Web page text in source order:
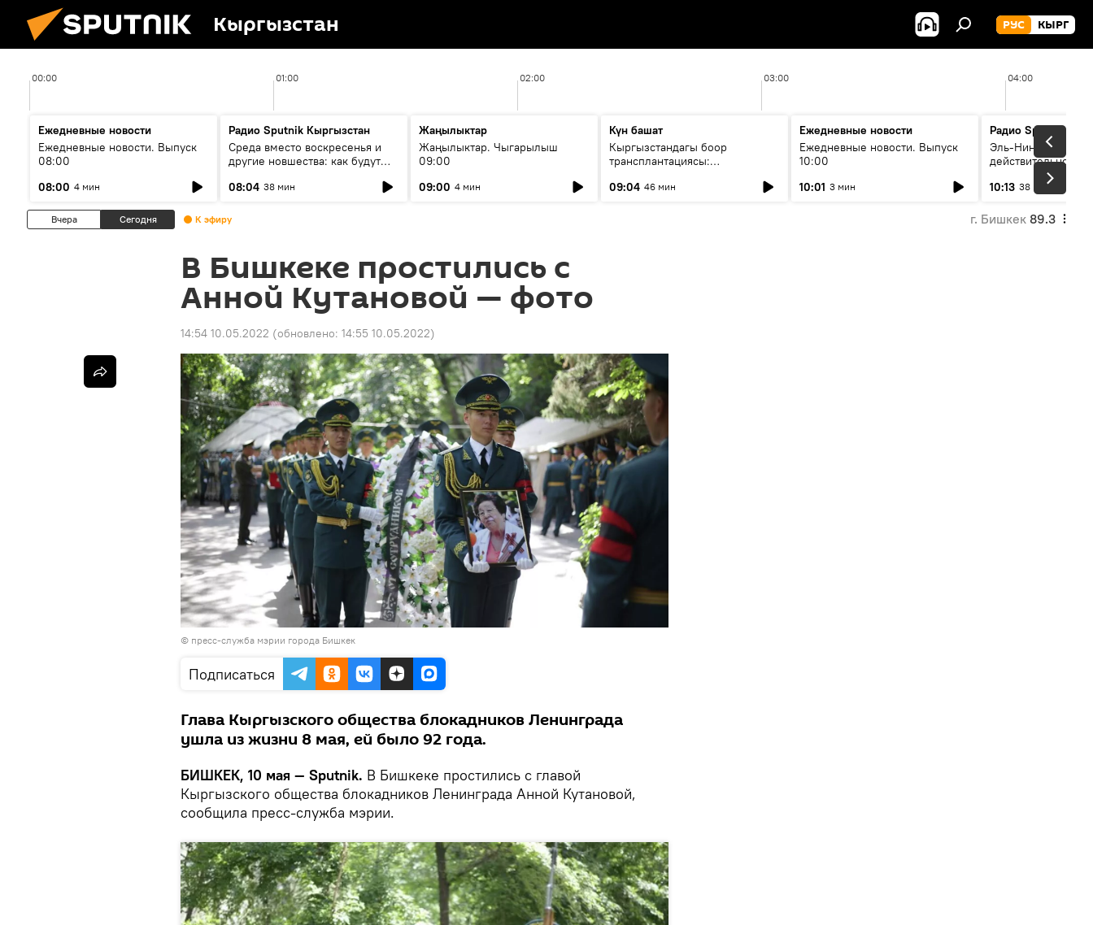
Кыргызстан РУС КЫРГ
00:00 01:00 02:00 03:00 04:00
Ежедневные новости
Ежедневные новости. Выпуск
08:00
08:00 4 мин
Радио Sputnik Кыргызстан
Среда вместо воскресенья и
другие новшества: как будут
08:04 38 мин
Жаңылыктар
Жаңылыктар. Чыгарылыш
09:00
09:00 4 мин
Күн башат
Кыргызстандагы боор
трансплантациясы:
келечеги
09:04 46 мин
Ежедневные новости
Ежедневные новости. Выпуск
10:00
10:01 3 мин
Радио Sputnik
Эль-Ниньо, жара и
действительно
погоду в
10:13 38 мин
Вчера Сегодня К эфиру г. Бишкек 89.3
В Бишкеке простились с
Анной Кутановой — фото
14:54 10.05.2022 (обновлено: 14:55 10.05.2022)
© пресс-служба мэрии города Бишкек
Подписаться
Глава Кыргызского общества блокадников Ленинграда
ушла из жизни 8 мая, ей было 92 года.
БИШКЕК, 10 мая — Sputnik. В Бишкеке простились с главой
Кыргызского общества блокадников Ленинграда Анной Кутановой,
сообщила пресс-служба мэрии.